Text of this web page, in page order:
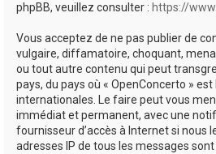
phpBB, veuillez consulter : https://
Vous acceptez de ne pas publier de
vulgaire, diffamatoire, choquant,
ou tout autre contenu qui peut
pays, du pays où « OpenConcerto »
internationales. Le faire peut vous
immédiat et permanent, avec une
fournisseur d’accès à Internet si nous
adresses IP de tous les messages